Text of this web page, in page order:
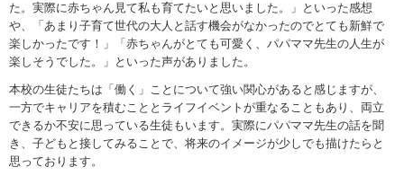
た。実際に赤ちゃん見て私も育てたいと思いました。」といった感想
や、「あまり子育て世代の大人と話す機会がなかったのでとても新鮮で
楽しかったです！」「赤ちゃんがとても可愛く、パパママ先生の人生が
楽しそうでした。」といった声がありました。
本校の生徒たちは「働く」ことについて強い関心があると感じますが、
一方でキャリアを積むこととライフイベントが重なることもあり、両立
できるか不安に思っている生徒もいます。実際にパパママ先生の話を聞
き、子どもと接してみることで、将来のイメージが少しでも描けたらと
思っております。